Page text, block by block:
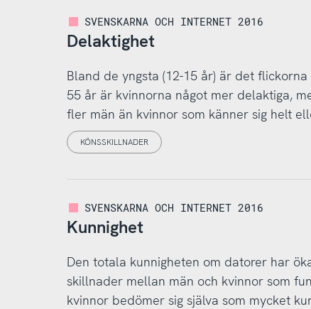
SVENSKARNA OCH INTERNET 2016
Delaktighet
Bland de yngsta (12-15 år) är det
55 år är kvinnorna något mer delaktiga,
fler män än kvinnor som känner sig helt
KÖNSSKILLNADER
SVENSKARNA OCH INTERNET 2016
Kunnighet
Den totala kunnigheten om datorer har
skillnader mellan män och kvinnor som
kvinnor bedömer sig själva som mycket